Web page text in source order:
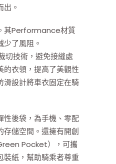
。
其Performance材質
了風阻。
切技術，避免接縫處
的衣領，提高了美觀性
滑設計將車衣固定在騎
性後袋，為手機、零配
存儲空間。還擁有開創
Pocket），可攜
裝紙，幫助騎乘者尊重